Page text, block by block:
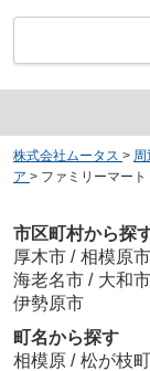
株式会社ムータス > 周
ア > ファミリーマー
市区町村から探
厚木市 / 相模原
海老名市 / 大和市
伊勢原市
町名から探す
相模原 / 松が枝町